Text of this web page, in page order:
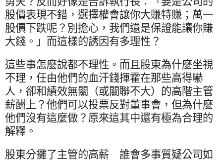
股價表現不錯，選擇權會讓你大賺特賺；萬一
股價下跌呢？別擔心，我們還是保證能讓你賺
大錢。」而這樣的誘因有多理性？
這些事怎麼說都不理性。而且股東為什麼坐視
不理，任由他們的血汗錢揮霍在那些高得嚇
人，卻和績效無關（或關聯不大）的高階主管
薪酬上？他們可以投票反對董事會，但為什麼
他們沒有這麼做？原來這其中還有極為合理的
解釋。
股東分攤了主管的高薪 誰會多事質疑公司如